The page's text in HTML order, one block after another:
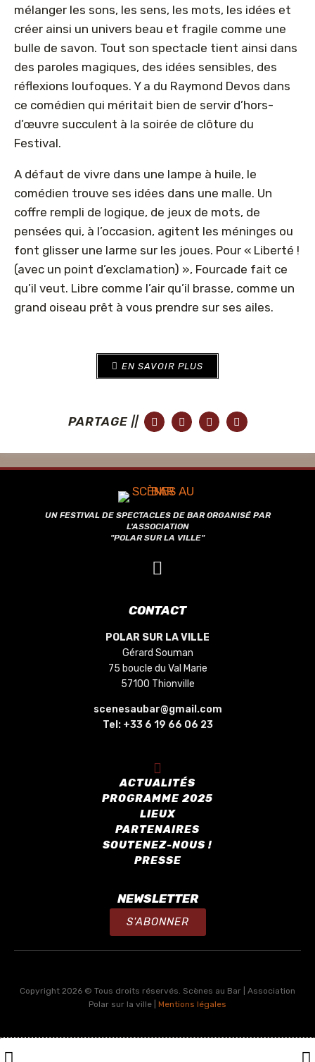
mélanger les sons, les sens, les mots, les idées et
créer ainsi un univers beau et fragile comme une
bulle de savon. Tout son spectacle tient ainsi dans
des paroles magiques, des idées sensibles, des
réflexions loufoques. Y a du Raymond Devos dans
ce comédien qui méritait bien de servir d’hors-
d’œuvre succulent à la soirée de clôture du
Festival.
A défaut de vivre dans une lampe à huile, le
comédien trouve ses idées dans une malle. Un
coffre rempli de logique, de jeux de mots, de
pensées qui, à l’occasion, agitent les méninges ou
font glisser une larme sur les joues. Pour « Liberté !
(avec un point d’exclamation) », Fourcade fait ce
qu’il veut. Libre comme l’air qu’il brasse, comme un
grand oiseau prêt à vous prendre sur ses ailes.
EN SAVOIR PLUS
PARTAGE ||
UN FESTIVAL DE SPECTACLES DE BAR ORGANISÉ PAR
L'ASSOCIATION
"POLAR SUR LA VILLE"
CONTACT
POLAR SUR LA VILLE
Gérard Souman
75 boucle du Val Marie
57100 Thionville
scenesaubar@gmail.com
Tel: +33 6 19 66 06 23
ACTUALITÉS
PROGRAMME 2025
LIEUX
PARTENAIRES
SOUTENEZ-NOUS !
PRESSE
NEWSLETTER
S'ABONNER
Copyright 2026 © Tous droits réservés. Scènes au Bar | Association
Polar sur la ville | Mentions légales